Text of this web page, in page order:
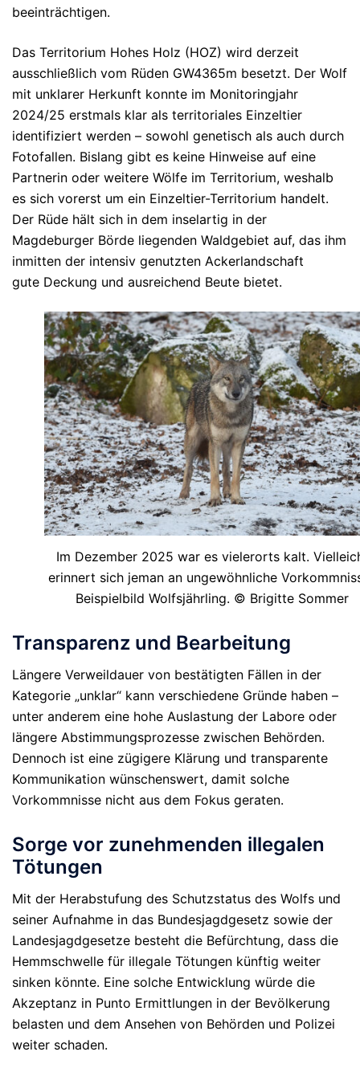
beeinträchtigen.
Das Territorium Hohes Holz (HOZ) wird derzeit
ausschließlich vom Rüden GW4365m besetzt. Der Wolf
mit unklarer Herkunft konnte im Monitoringjahr
2024/25 erstmals klar als territoriales Einzeltier
identifiziert werden – sowohl genetisch als auch durch
Fotofallen. Bislang gibt es keine Hinweise auf eine
Partnerin oder weitere Wölfe im Territorium, weshalb
es sich vorerst um ein Einzeltier-Territorium handelt.
Der Rüde hält sich in dem inselartig in der
Magdeburger Börde liegenden Waldgebiet auf, das ihm
inmitten der intensiv genutzten Ackerlandschaft
gute Deckung und ausreichend Beute bietet.
Im Dezember 2025 war es vielerorts kalt.
erinnert sich jeman an ungewöhnliche
Beispielbild Wolfsjährling. © Brigitte Sommer
Transparenz und Bearbeitung
Längere Verweildauer von bestätigten Fällen in der
Kategorie „unklar“ kann verschiedene Gründe haben –
unter anderem eine hohe Auslastung der Labore oder
längere Abstimmungsprozesse zwischen Behörden.
Dennoch ist eine zügigere Klärung und transparente
Kommunikation wünschenswert, damit solche
Vorkommnisse nicht aus dem Fokus geraten.
Sorge vor zunehmenden illegalen
Tötungen
Mit der Herabstufung des Schutzstatus des Wolfs und
seiner Aufnahme in das Bundesjagdgesetz sowie der
Landesjagdgesetze besteht die Befürchtung, dass die
Hemmschwelle für illegale Tötungen künftig weiter
sinken könnte. Eine solche Entwicklung würde die
Akzeptanz in Punto Ermittlungen in der Bevölkerung
belasten und dem Ansehen von Behörden und Polizei
weiter schaden.